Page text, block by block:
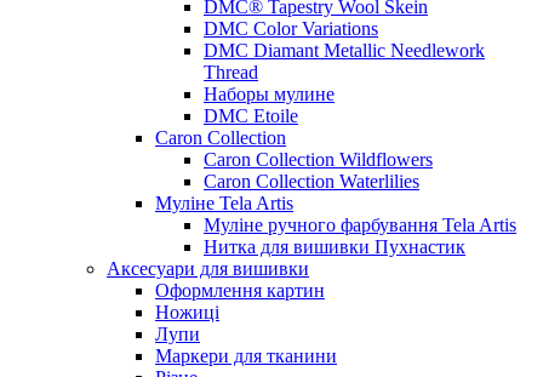
DMC® Tapestry Wool Skein
DMC Color Variations
DMC Diamant Metallic Needlework
Thread
Наборы мулине
DMC Etoile
Caron Collection
Caron Collection Wildflowers
Caron Collection Waterlilies
Муліне Tela Artis
Муліне ручного фарбування Tela Artis
Нитка для вишивки Пухнастик
Аксесуари для вишивки
Оформлення картин
Ножиці
Лупи
Маркери для тканини